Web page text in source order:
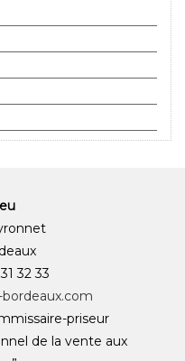
32 33
priseur
de la vente aux